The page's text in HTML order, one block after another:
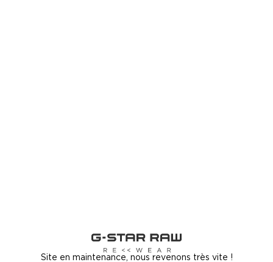
Site en maintenance, nous revenons très vite !